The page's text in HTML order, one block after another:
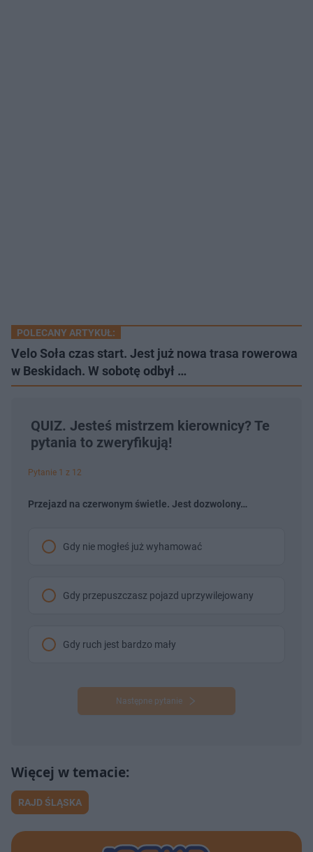
POLECANY ARTYKUŁ:
Velo Soła czas start. Jest już nowa trasa rowerowa
w Beskidach. W sobotę odbył …
QUIZ. Jesteś mistrzem kierownicy? Te
pytania to zweryfikują!
Pytanie 1 z 12
Przejazd na czerwonym świetle. Jest dozwolony…
Gdy nie mogłeś już wyhamować
Gdy przepuszczasz pojazd uprzywilejowany
Gdy ruch jest bardzo mały
Następne pytanie
RAJD ŚLĄSKA